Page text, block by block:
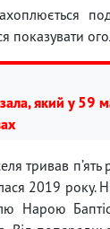
показувати
який у 59
тривав п’ять
2019 року.
Нарою